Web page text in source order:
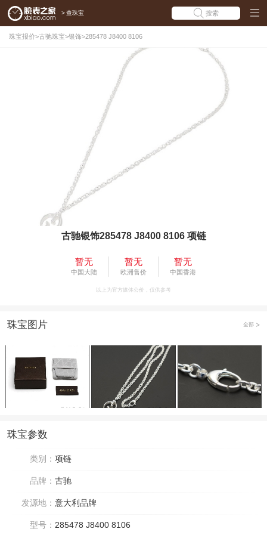
> 查珠宝 搜索
珠宝报价>古驰珠宝>银饰>285478 J8400 8106
古驰银饰285478 J8400 8106 项链
暂无
中国大陆
暂无
欧洲售价
暂无
中国香港
以上为官方媒体公价，仅供参考
珠宝图片 全部
珠宝参数
类别： 项链
品牌： 古驰
发源地： 意大利品牌
型号： 285478 J8400 8106